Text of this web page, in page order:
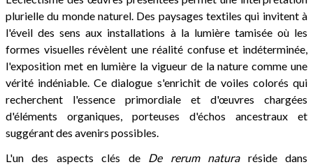
plurielle du monde naturel. Des paysages textiles qui invitent à
l'éveil des sens aux installations à la lumière tamisée où les
formes visuelles révèlent une réalité confuse et indéterminée,
l'exposition met en lumière la vigueur de la nature comme une
vérité indéniable. Ce dialogue s'enrichit de voiles colorés qui
recherchent l'essence primordiale et d'œuvres chargées
d'éléments organiques, porteuses d'échos ancestraux et
suggérant des avenirs possibles.
L'un des aspects clés de De rerum naturaréside dans